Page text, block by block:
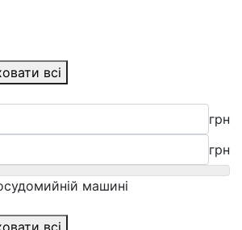
всі
грн
грн
машині
всі